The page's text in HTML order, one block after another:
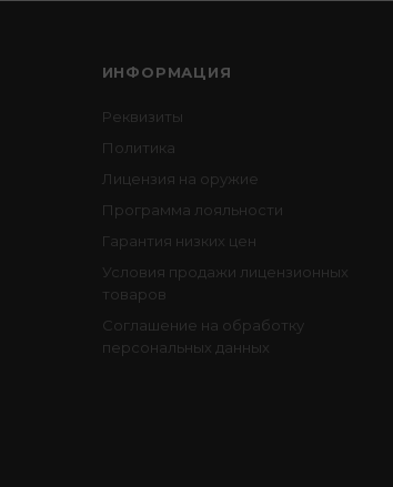
ИНФОРМАЦИЯ
Реквизиты
Политика
Лицензия на оружие
Программа лояльности
Гарантия низких цен
Условия продажи лицензионных
товаров
Соглашение на обработку
персональных данных